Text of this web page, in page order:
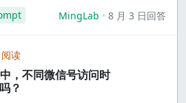
MingLab 8 月 3 日回答
阅读
，不同微信号访问时
？